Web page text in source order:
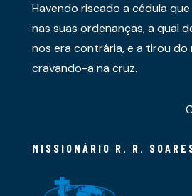
Havendo riscado a cédula
nas suas ordenanças, a qual
nos era contrária, e a tirou do
cravando-a na cruz.
MISSIONÁRIO R. R.